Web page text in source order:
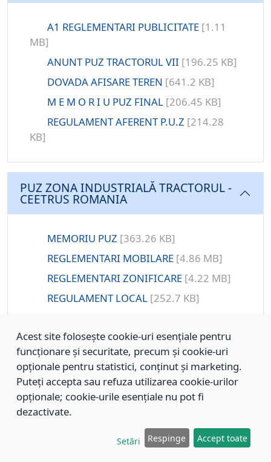
A1 REGLEMENTARI PUBLICITATE [1.11
MB]
ANUNT PUZ TRACTORUL VII [196.25 KB]
DOVADA AFISARE TEREN [641.2 KB]
M E M O R I U PUZ FINAL [206.45 KB]
REGULAMENT AFERENT P.U.Z [214.28
KB]
PUZ ZONA INDUSTRIALĂ TRACTORUL -
CEETRUS ROMANIA
MEMORIU PUZ [363.26 KB]
REGLEMENTARI MOBILARE [4.86 MB]
REGLEMENTARI ZONIFICARE [4.22 MB]
REGULAMENT LOCAL [252.7 KB]
PUG IN VIGOARE
PUG MUNICIPIUL BRAȘOV ÎN VIGOARE,
APROBAT CU HCL 144/2011
Acest site folosește cookie-uri esențiale pentru
funcționare și securitate, precum și cookie-uri
opționale pentru statistici, conținut și marketing.
Puteți accepta sau refuza utilizarea cookie-urilor
opționale; cookie-urile esențiale nu pot fi
dezactivate.
Setări Respinge Accept toate